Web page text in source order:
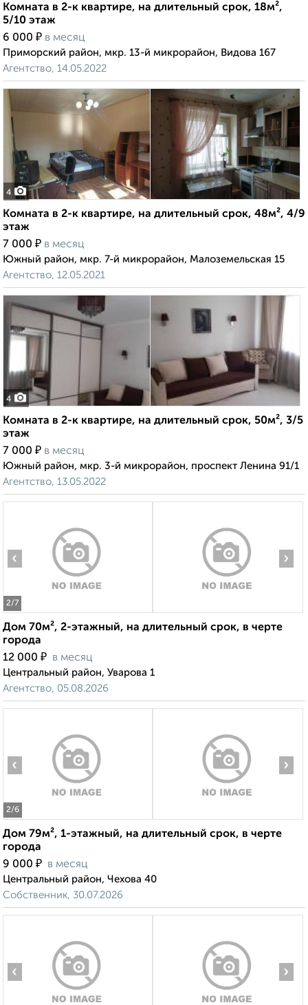
Комната в 2-к квартире, на длительный срок, 18м²,
5/10 этаж
6 000 ₽ в месяц
Приморский район, мкр. 13-й микрорайон, Видова 167
Агентство, 14.05.2022
4
Комната в 2-к квартире, на длительный срок, 48м², 4/9
этаж
7 000 ₽ в месяц
Южный район, мкр. 7-й микрорайон, Малоземельская 15
Агентство, 12.05.2021
4
Комната в 2-к квартире, на длительный срок, 50м², 3/5
этаж
7 000 ₽ в месяц
Южный район, мкр. 3-й микрорайон, проспект Ленина 91/1
Агентство, 13.05.2022
2/7
‹ ›
Дом 70м², 2-этажный, на длительный срок, в черте
города
12 000 ₽ в месяц
Центральный район, Уварова 1
Агентство, 05.08.2026
2/6
‹ ›
Дом 79м², 1-этажный, на длительный срок, в черте
города
9 000 ₽ в месяц
Центральный район, Чехова 40
Собственник, 30.07.2026
‹ ›